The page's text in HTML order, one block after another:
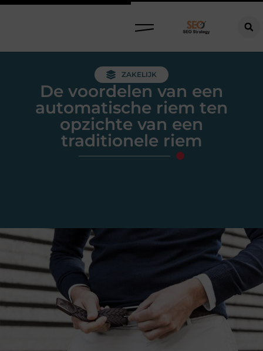
ZAKELIJK
De voordelen van een
automatische riem ten
opzichte van een
traditionele riem